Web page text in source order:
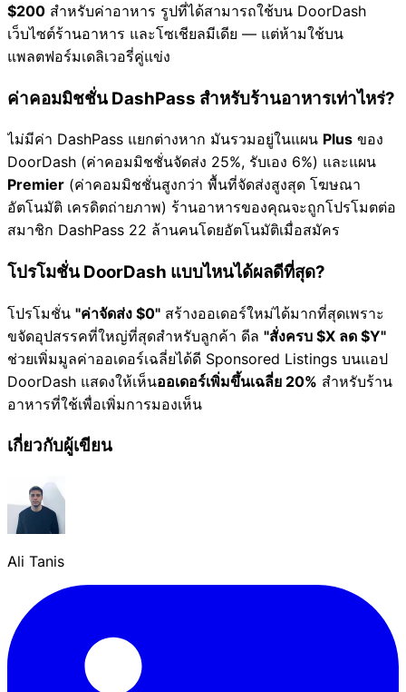
$200 สำหรับค่าอาหาร รูปที่ได้สามารถใช้บน DoorDash
เว็บไซต์ร้านอาหาร และโซเชียลมีเดีย — แต่ห้ามใช้บน
แพลตฟอร์มเดลิเวอรี่คู่แข่ง
ค่าคอมมิชชั่น DashPass สำหรับร้านอาหารเท่าไหร่?
ไม่มีค่า DashPass แยกต่างหาก มันรวมอยู่ในแผน Plus ของ
DoorDash (ค่าคอมมิชชั่นจัดส่ง 25%, รับเอง 6%) และแผน
Premier (ค่าคอมมิชชั่นสูงกว่า พื้นที่จัดส่งสูงสุด โฆษณา
อัตโนมัติ เครดิตถ่ายภาพ) ร้านอาหารของคุณจะถูกโปรโมตต่อ
สมาชิก DashPass 22 ล้านคนโดยอัตโนมัติเมื่อสมัคร
โปรโมชั่น DoorDash แบบไหนได้ผลดีที่สุด?
โปรโมชั่น "ค่าจัดส่ง $0" สร้างออเดอร์ใหม่ได้มากที่สุดเพราะ
ขจัดอุปสรรคที่ใหญ่ที่สุดสำหรับลูกค้า ดีล "สั่งครบ $X ลด $Y"
ช่วยเพิ่มมูลค่าออเดอร์เฉลี่ยได้ดี Sponsored Listings บนแอป
DoorDash แสดงให้เห็นออเดอร์เพิ่มขึ้นเฉลี่ย 20% สำหรับร้าน
อาหารที่ใช้เพื่อเพิ่มการมองเห็น
เกี่ยวกับผู้เขียน
Ali Tanis